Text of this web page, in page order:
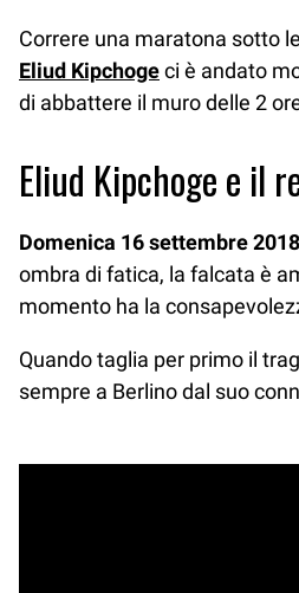
Correre una maratona sotto
Eliud Kipchogeci è andato
di abbattere il muro delle 2
Eliud Kipchoge e il
Domenica 16 settembre 2018
ombra di fatica, la falcata è
momento ha la
Quando taglia per primo il
sempre a Berlino dal suo